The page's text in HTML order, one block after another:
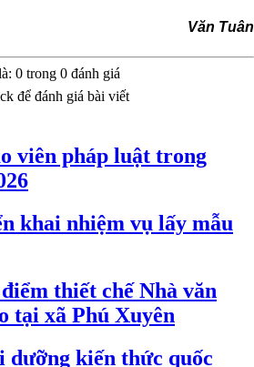
Văn Tuân
0 trong 0 đánh giá
để đánh giá bài viết
viên pháp luật trong
khai nhiệm vụ lấy mẫu
thiết chế Nhà văn
tại xã Phú Xuyên
dưỡng kiến thức quốc